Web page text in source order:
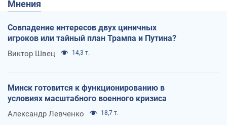
Мнения
Совпадение интересов двух циничных
игроков или тайный план Трампа и Путина?
Виктор Швец 14,3 т.
Минск готовится к функционированию в
условиях масштабного военного кризиса
Александр Левченко 18,7 т.